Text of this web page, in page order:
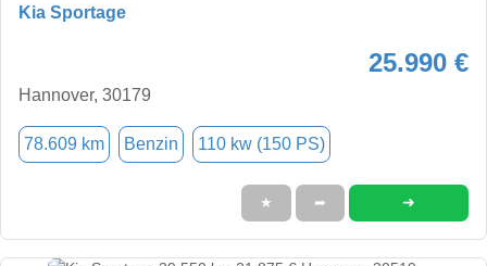
Kia Sportage
25.990 €
Hannover, 30179
78.609 km Benzin 110 kw (150 PS)
★ ➦ ➜